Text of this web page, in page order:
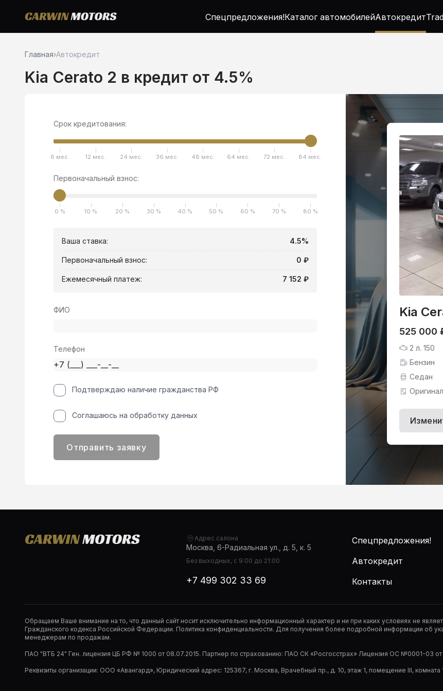
Спецпредложения!Каталог автомобилейАвтокредит
Главная›Автокредит
Kia Cerato 2 в кредит от 4.5%
Kia
525 000
2 л. 150
Бензин
Седан
Оригинал
Срок кредитования:
6 мес. 12 мес. 24 мес. 36 мес. 48 мес. 64 мес. 72 мес. 84 мес.
Первоначальный взнос:
0 % 10 % 20 % 30 % 40 % 50 % 60 % 70 % 80 %
Ваша ставка: 4.5%
Первоначальный взнос: 0 ₽
Ежемесячный платеж: 7 152 ₽
ФИО
Телефон
Подтверждаю наличие гражданства РФ
Соглашаюсь на обработку данных
Отправить заявку
Адрес салона
Москва, 6-Радиальная ул., д. 5, к. 5
Без выходных, с 9:00 до 21:00
+7 499 302 33 69
Спецпредложения!
Автокредит
Контакты
Обращаем Ваше внимание на то, что данный сайт носит исключительно информационный характер и ни при каких условиях не
Гражданского кодекса Российской Федерации. Политика конфиденциальности. Для получения более подробной информации об
менеджерам по продажам.
ПАО "ВТБ 24" Ген. лицензия ЦБ РФ № 1000 от 08.07.2015. Партнер по страхованию: ПАО СК «Росгосстрах» Лицензия ОС №0001-03 от
Реквизиты организации: ООО «Авангард», Юридический адрес: 125367, г. Москва, Врачебный пр., д. 10, этаж 1, помещение III,